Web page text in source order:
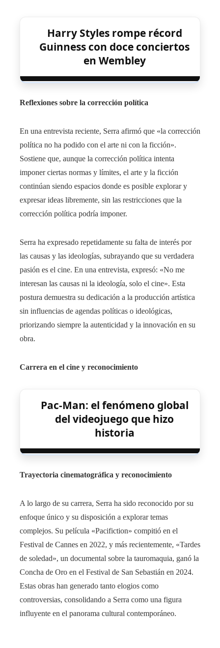
Harry Styles rompe récord
Guinness con doce conciertos
en Wembley
Reflexiones sobre la corrección política
En una entrevista reciente, Serra afirmó que «la corrección
política no ha podido con el arte ni con la ficción».
Sostiene que, aunque la corrección política intenta
imponer ciertas normas y límites, el arte y la ficción
continúan siendo espacios donde es posible explorar y
expresar ideas libremente, sin las restricciones que la
corrección política podría imponer.
Serra ha expresado repetidamente su falta de interés por
las causas y las ideologías, subrayando que su verdadera
pasión es el cine. En una entrevista, expresó: «No me
interesan las causas ni la ideología, solo el cine». Esta
postura demuestra su dedicación a la producción artística
sin influencias de agendas políticas o ideológicas,
priorizando siempre la autenticidad y la innovación en su
obra.
Carrera en el cine y reconocimiento
Pac-Man: el fenómeno global
del videojuego que hizo
historia
Trayectoria cinematográfica y reconocimiento
A lo largo de su carrera, Serra ha sido reconocido por su
enfoque único y su disposición a explorar temas
complejos. Su película «Pacifiction» compitió en el
Festival de Cannes en 2022, y más recientemente, «Tardes
de soledad», un documental sobre la tauromaquia, ganó la
Concha de Oro en el Festival de San Sebastián en 2024.
Estas obras han generado tanto elogios como
controversias, consolidando a Serra como una figura
influyente en el panorama cultural contemporáneo.